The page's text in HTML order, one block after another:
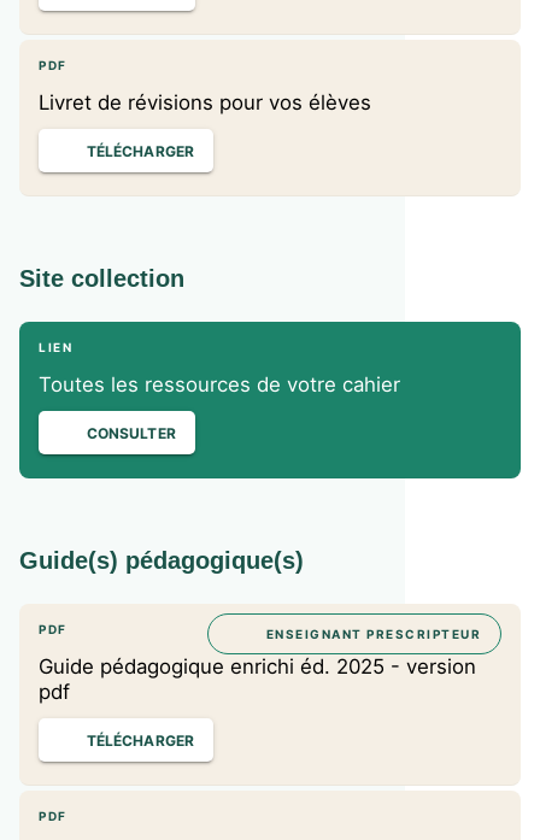
PDF
Livret de révisions pour vos élèves
TÉLÉCHARGER
Site collection
LIEN
Toutes les ressources de votre cahier
CONSULTER
Guide(s) pédagogique(s)
PDF
Guide pédagogique enrichi éd. 2025 - version
pdf
ENSEIGNANT PRESCRIPTEUR
TÉLÉCHARGER
PDF